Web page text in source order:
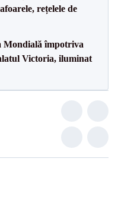
rețelele de
Mondială împotriva
Victoria, iluminat